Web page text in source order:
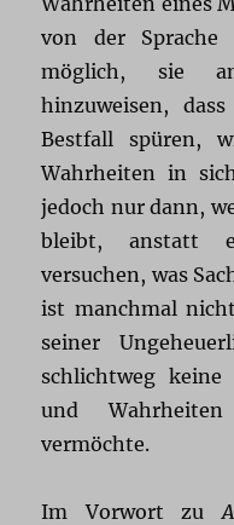
von der
möglich, sie
hinzuweisen,
Bestfall spüren,
Wahrheiten in
jedoch nur dann,
bleibt, anstatt
versuchen, was
ist manchmal
seiner
schlichtweg
und Wahrheiten
vermöchte.
Im Vorwort zu